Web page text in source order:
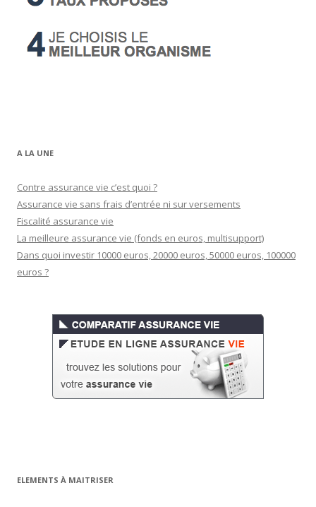
A LA UNE
Contre assurance vie c’est quoi ?
Assurance vie sans frais d’entrée ni sur versements
Fiscalité assurance vie
La meilleure assurance vie (fonds en euros, multisupport)
Dans quoi investir 10000 euros, 20000 euros, 50000 euros, 100000
euros ?
ELEMENTS À MAITRISER